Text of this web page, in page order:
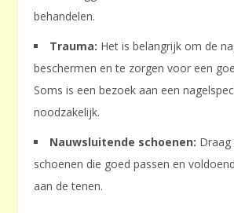
behandelen.
Trauma: Het is belangrijk om de
beschermen en te zorgen voor een
Soms is een bezoek aan een
noodzakelijk.
Nauwsluitende schoenen:
schoenen die goed passen en
aan de tenen.